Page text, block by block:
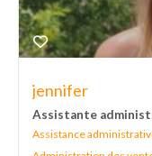
jennifer
Assistante
Assistance